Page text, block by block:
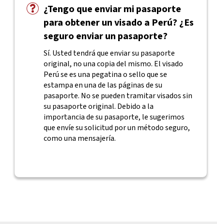
¿Tengo que enviar mi pasaporte
para obtener un visado a Perú? ¿Es
seguro enviar un pasaporte?
Sí. Usted tendrá que enviar su pasaporte
original, no una copia del mismo. El visado
Perú se es una pegatina o sello que se
estampa en una de las páginas de su
pasaporte. No se pueden tramitar visados sin
su pasaporte original. Debido a la
importancia de su pasaporte, le sugerimos
que envíe su solicitud por un método seguro,
como una mensajería.